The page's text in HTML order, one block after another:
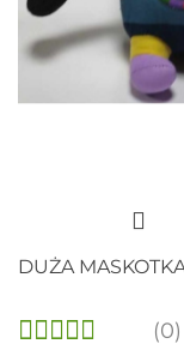
DUŻA
(0)